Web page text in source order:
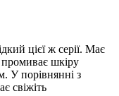
цієї ж серії. Має
промиває шкіру
У порівнянні з
свіжіть